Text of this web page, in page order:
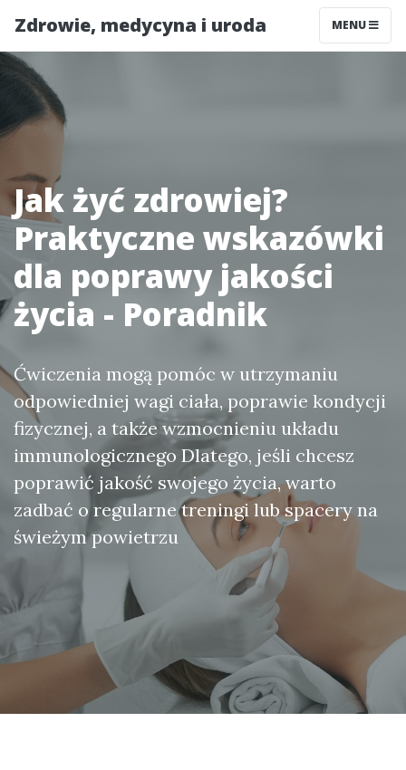
Zdrowie, medycyna i uroda MENU
Jak żyć zdrowiej?
Praktyczne wskazówki
dla poprawy jakości
życia - Poradnik
Ćwiczenia mogą pomóc w utrzymaniu
odpowiedniej wagi ciała, poprawie kondycji
fizycznej, a także wzmocnieniu układu
immunologicznego Dlatego, jeśli chcesz
poprawić jakość swojego życia, warto
zadbać o regularne treningi lub spacery na
świeżym powietrzu